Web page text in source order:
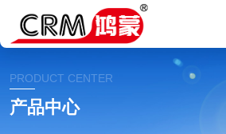
PRODUCT CENTER
产品中心